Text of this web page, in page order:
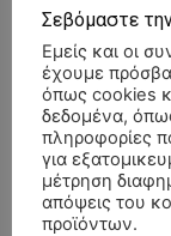
Σεβόμαστε
Εμείς και οι
έχουμε
όπως cookies
δεδομένα,
πληροφορίες
για
μέτρηση
απόψεις του
προϊόντων.